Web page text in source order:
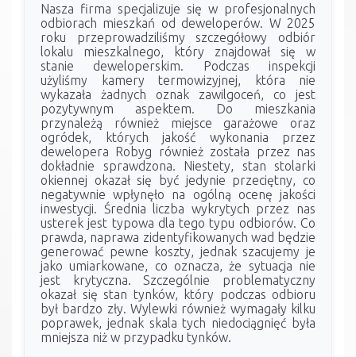
Nasza firma specjalizuje się w profesjonalnych
odbiorach mieszkań od deweloperów. W 2025
roku przeprowadziliśmy szczegółowy odbiór
lokalu mieszkalnego, który znajdował się w
stanie deweloperskim. Podczas inspekcji
użyliśmy kamery termowizyjnej, która nie
wykazała żadnych oznak zawilgoceń, co jest
pozytywnym aspektem. Do mieszkania
przynależą również miejsce garażowe oraz
ogródek, których jakość wykonania przez
dewelopera Robyg również została przez nas
dokładnie sprawdzona. Niestety, stan stolarki
okiennej okazał się być jedynie przeciętny, co
negatywnie wpłynęło na ogólną ocenę jakości
inwestycji. Średnia liczba wykrytych przez nas
usterek jest typowa dla tego typu odbiorów. Co
prawda, naprawa zidentyfikowanych wad będzie
generować pewne koszty, jednak szacujemy je
jako umiarkowane, co oznacza, że sytuacja nie
jest krytyczna. Szczególnie problematyczny
okazał się stan tynków, który podczas odbioru
był bardzo zły. Wylewki również wymagały kilku
poprawek, jednak skala tych niedociągnięć była
mniejsza niż w przypadku tynków.